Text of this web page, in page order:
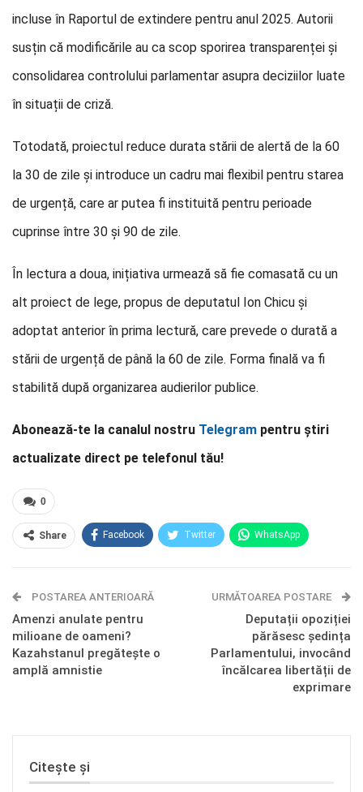
incluse în Raportul de extindere pentru anul 2025. Autorii
susțin că modificările au ca scop sporirea transparenței și
consolidarea controlului parlamentar asupra deciziilor luate
în situații de criză.
Totodată, proiectul reduce durata stării de alertă de la 60
la 30 de zile și introduce un cadru mai flexibil pentru starea
de urgență, care ar putea fi instituită pentru perioade
cuprinse între 30 și 90 de zile.
În lectura a doua, inițiativa urmează să fie comasată cu un
alt proiect de lege, propus de deputatul Ion Chicu și
adoptat anterior în prima lectură, care prevede o durată a
stării de urgență de până la 60 de zile. Forma finală va fi
stabilită după organizarea audierilor publice.
Abonează-te la canalul nostru Telegram pentru știri
actualizate direct pe telefonul tău!
0
Share Facebook Twitter WhatsApp
Telegram OK.ru
POSTAREA ANTERIOARĂ
Amenzi anulate pentru
milioane de oameni?
Kazahstanul pregătește o
amplă amnistie
URMĂTOAREA POSTARE
Deputații opoziției
părăsesc ședința
Parlamentului, invocând
încălcarea libertății de
exprimare
Citește și